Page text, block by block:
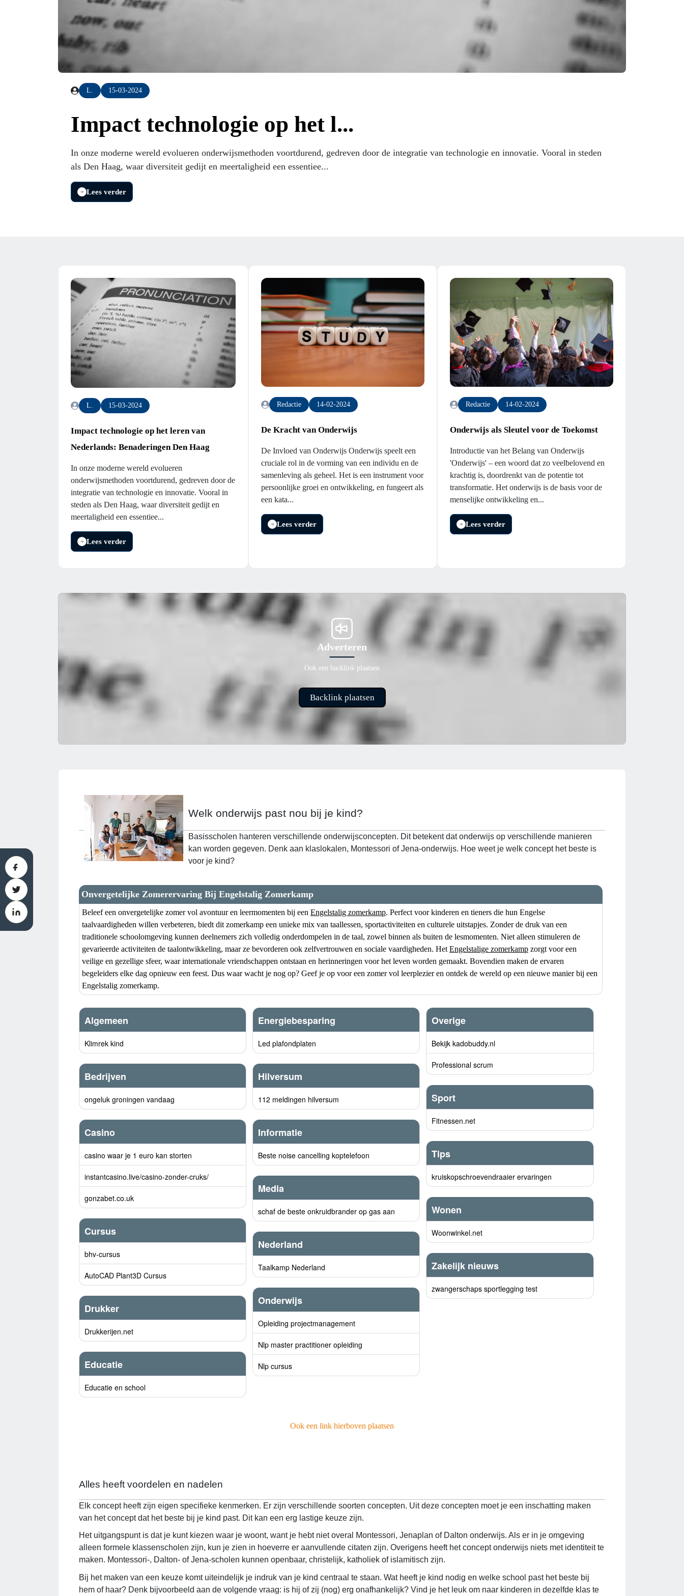
L. 15-03-2024
Impact technologie op het l...
In onze moderne wereld evolueren onderwijsmethoden voortdurend, gedreven door de integratie van technologie en innovatie. Vooral in steden
als Den Haag, waar diversiteit gedijt en meertaligheid een essentiee...
Lees verder
L. 15-03-2024
Impact technologie op het leren van
Nederlands: Benaderingen Den Haag
In onze moderne wereld evolueren
onderwijsmethoden voortdurend, gedreven door de
integratie van technologie en innovatie. Vooral in
steden als Den Haag, waar diversiteit gedijt en
meertaligheid een essentiee...
Lees verder
Redactie 14-02-2024
De Kracht van Onderwijs
De Invloed van Onderwijs Onderwijs speelt een
cruciale rol in de vorming van een individu en de
samenleving als geheel. Het is een instrument voor
persoonlijke groei en ontwikkeling, en fungeert als
een kata...
Lees verder
Redactie 14-02-2024
Onderwijs als Sleutel voor de Toekomst
Introductie van het Belang van Onderwijs
'Onderwijs' – een woord dat zo veelbelovend en
krachtig is, doordrenkt van de potentie tot
transformatie. Het onderwijs is de basis voor de
menselijke ontwikkeling en...
Lees verder
Adverteren
Ook een backlink plaatsen
Backlink plaatsen
Welk onderwijs past nou bij je kind?
Basisscholen hanteren verschillende onderwijsconcepten. Dit betekent dat onderwijs op verschillende manieren
kan worden gegeven. Denk aan klaslokalen, Montessori of Jena-onderwijs. Hoe weet je welk concept het beste is
voor je kind?
Onvergetelijke Zomerervaring Bij Engelstalig Zomerkamp
Beleef een onvergetelijke zomer vol avontuur en leermomenten bij een Engelstalig zomerkamp. Perfect voor kinderen en tieners die hun Engelse
taalvaardigheden willen verbeteren, biedt dit zomerkamp een unieke mix van taallessen, sportactiviteiten en culturele uitstapjes. Zonder de druk van een
traditionele schoolomgeving kunnen deelnemers zich volledig onderdompelen in de taal, zowel binnen als buiten de lesmomenten. Niet alleen stimuleren de
gevarieerde activiteiten de taalontwikkeling, maar ze bevorderen ook zelfvertrouwen en sociale vaardigheden. Het Engelstalige zomerkamp zorgt voor een
veilige en gezellige sfeer, waar internationale vriendschappen ontstaan en herinneringen voor het leven worden gemaakt. Bovendien maken de ervaren
begeleiders elke dag opnieuw een feest. Dus waar wacht je nog op? Geef je op voor een zomer vol leerplezier en ontdek de wereld op een nieuwe manier bij een
Engelstalig zomerkamp.
Algemeen
Klimrek kind
Bedrijven
ongeluk groningen vandaag
Casino
casino waar je 1 euro kan storten
instantcasino.live/casino-zonder-cruks/
gonzabet.co.uk
Cursus
bhv-cursus
AutoCAD Plant3D Cursus
Drukker
Drukkerijen.net
Educatie
Educatie en school
Energiebesparing
Led plafondplaten
Hilversum
112 meldingen hilversum
Informatie
Beste noise cancelling koptelefoon
Media
schaf de beste onkruidbrander op gas aan
Nederland
Taalkamp Nederland
Onderwijs
Opleiding projectmanagement
Nlp master practitioner opleiding
Nlp cursus
Overige
Bekijk kadobuddy.nl
Professional scrum
Sport
Fitnessen.net
Tips
kruiskopschroevendraaier ervaringen
Wonen
Woonwinkel.net
Zakelijk nieuws
zwangerschaps sportlegging test
Ook een link hierboven plaatsen
Alles heeft voordelen en nadelen
Elk concept heeft zijn eigen specifieke kenmerken. Er zijn verschillende soorten concepten. Uit deze concepten moet je een inschatting maken
van het concept dat het beste bij je kind past. Dit kan een erg lastige keuze zijn.
Het uitgangspunt is dat je kunt kiezen waar je woont, want je hebt niet overal Montessori, Jenaplan of Dalton onderwijs. Als er in je omgeving
alleen formele klassenscholen zijn, kun je zien in hoeverre er aanvullende citaten zijn. Overigens heeft het concept onderwijs niets met identiteit te
maken. Montessori-, Dalton- of Jena-scholen kunnen openbaar, christelijk, katholiek of islamitisch zijn.
Bij het maken van een keuze komt uiteindelijk je indruk van je kind centraal te staan. Wat heeft je kind nodig en welke school past het beste bij
hem of haar? Denk bijvoorbeeld aan de volgende vraag: is hij of zij (nog) erg onafhankelijk? Vind je het leuk om naar kinderen in dezelfde klas te